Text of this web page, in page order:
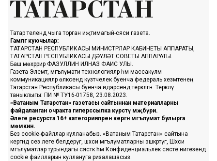
Татар телендә чыга торган иҗтимагый-сәяси газета.
Гамәлгә куючылар:
ТАТАРСТАН РЕСПУБЛИКАСЫ МИНИСТРЛАР КАБИНЕТЫ АППАРАТЫ,
ТАТАРСТАН РЕСПУБЛИКАСЫ ДӘҮЛӘТ СОВЕТЫ АППАРАТЫ.
Баш мөхәррир ФАЗУЛЛИН ИЛНАЗ ФАИС УЛЫ.
Газета Элемтә, мәгълүмати технологияләр һәм массакүләм
коммуникацияләр өлкәсендә күзәтчелек буенча федераль хезмәтенең
Татарстан Республикасы буенча идарәсендә теркәлгән. Теркәлү
таныклыгы: ПИ № ТУ16-01758, 23.08.2023.
«Ватаным Татарстан» газетасы сайтыннан материалларны
файдаланган очракта гиперссылка күрсәтү мәҗбүри.
Әлеге ресурста 16+ категорияләренә кергән мәгълүмат булырга
мөмкин.
Без cookie-файллар кулланабыз. «Ватаным Татарстан» сайтына
кергәндә сез әлеге белдерүгә, шәхси мәгълүматларны эшкәртүгә, Шәхси
мәгълүматлар турындагы сәясәткә һәм Конфиденциальлек сәясәте нигезендә
cookie файлларын куллануга ризалашасыз.